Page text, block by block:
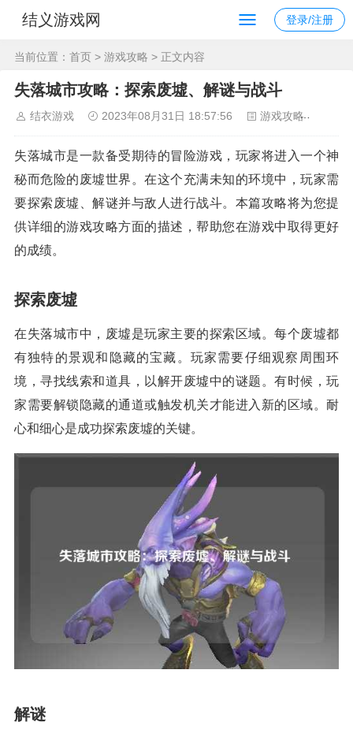
结义游戏网 登录/注册
当前位置： 首页 > 游戏攻略 > 正文内容
失落城市攻略：探索废墟、解谜与战斗
结衣游戏 2023年08月31日 18:57:56 游戏攻略
失落城市是一款备受期待的冒险游戏，玩家将进入一个神
秘而危险的废墟世界。在这个充满未知的环境中，玩家需
要探索废墟、解谜并与敌人进行战斗。本篇攻略将为您提
供详细的游戏攻略方面的描述，帮助您在游戏中取得更好
的成绩。
探索废墟
在失落城市中，废墟是玩家主要的探索区域。每个废墟都
有独特的景观和隐藏的宝藏。玩家需要仔细观察周围环
境，寻找线索和道具，以解开废墟中的谜题。有时候，玩
家需要解锁隐藏的通道或触发机关才能进入新的区域。耐
心和细心是成功探索废墟的关键。
解谜